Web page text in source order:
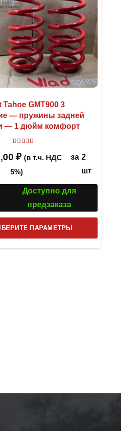
GMT900 3
— пружины задней
— 1 дюйм комфорт
₽ (в т.ч. НДС
5%)
за 2
шт
Доступно для
предзаказа
ПАРАМЕТРЫ
товар
имеет